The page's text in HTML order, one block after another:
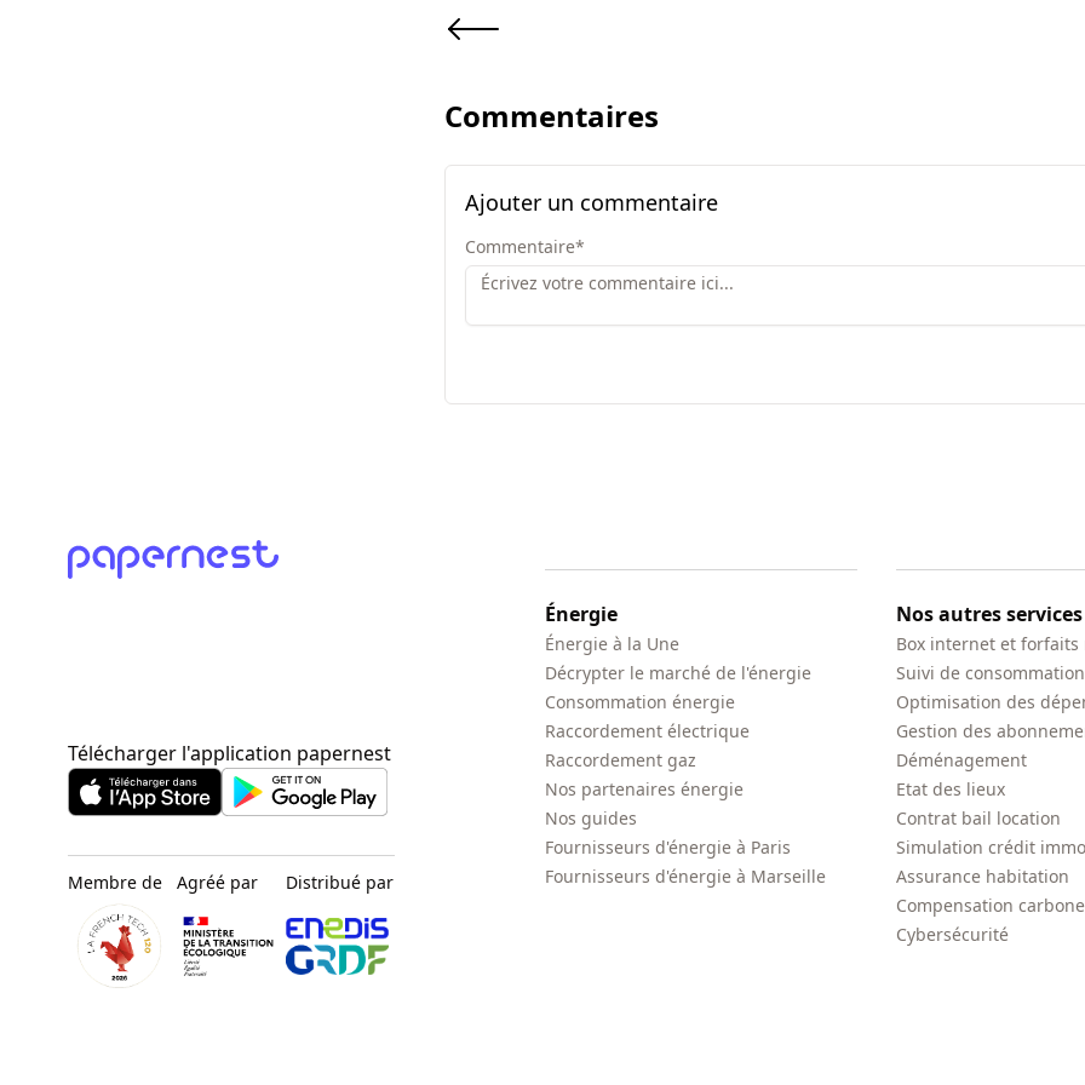
Commentaires
Ajouter un commentaire
Commentaire*
Télécharger l'application papernest
Membre de Agréé par Distribué par
Énergie
Énergie à la Une
Décrypter le marché de l'énergie
Consommation énergie
Raccordement électrique
Raccordement gaz
Nos partenaires énergie
Nos guides
Fournisseurs d'énergie à Paris
Fournisseurs d'énergie à Marseille
Nos autres services
Box internet et forfaits
Suivi de consommation
Optimisation des
Gestion des
Déménagement
Etat des lieux
Contrat bail location
Simulation crédit
Assurance habitation
Compensation carbone
Cybersécurité